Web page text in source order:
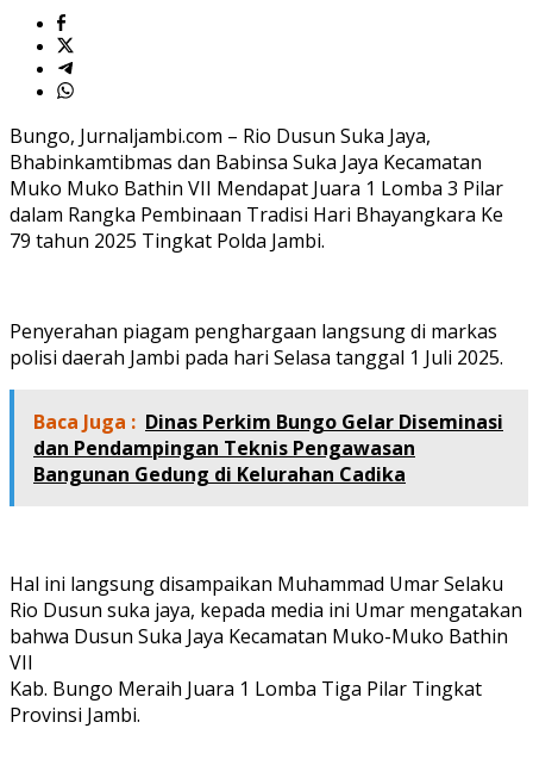
Bungo, Jurnaljambi.com – Rio Dusun Suka Jaya,
Bhabinkamtibmas dan Babinsa Suka Jaya Kecamatan
Muko Muko Bathin VII Mendapat Juara 1 Lomba 3 Pilar
dalam Rangka Pembinaan Tradisi Hari Bhayangkara Ke
79 tahun 2025 Tingkat Polda Jambi.
Penyerahan piagam penghargaan langsung di markas
polisi daerah Jambi pada hari Selasa tanggal 1 Juli 2025.
Baca Juga : Dinas Perkim Bungo Gelar Diseminasi
dan Pendampingan Teknis Pengawasan
Bangunan Gedung di Kelurahan Cadika
Hal ini langsung disampaikan Muhammad Umar Selaku
Rio Dusun suka jaya, kepada media ini Umar mengatakan
bahwa Dusun Suka Jaya Kecamatan Muko-Muko Bathin
VII
Kab. Bungo Meraih Juara 1 Lomba Tiga Pilar Tingkat
Provinsi Jambi.